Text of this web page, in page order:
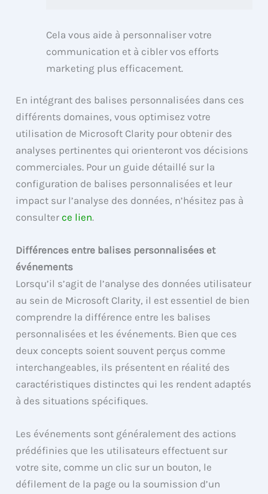
Cela vous aide à personnaliser votre
communication et à cibler vos efforts
marketing plus efficacement.
En intégrant des balises personnalisées dans ces
différents domaines, vous optimisez votre
utilisation de Microsoft Clarity pour obtenir des
analyses pertinentes qui orienteront vos décisions
commerciales. Pour un guide détaillé sur la
configuration de balises personnalisées et leur
impact sur l’analyse des données, n’hésitez pas à
consulterce lien.
Différences entre balises personnalisées et
événements
Lorsqu’il s’agit de l’analyse des données utilisateur
au sein de Microsoft Clarity, il est essentiel de bien
comprendre la différence entre les balises
personnalisées et les événements. Bien que ces
deux concepts soient souvent perçus comme
interchangeables, ils présentent en réalité des
caractéristiques distinctes qui les rendent adaptés
à des situations spécifiques.
Les événements sont généralement des actions
prédéfinies que les utilisateurs effectuent sur
votre site, comme un clic sur un bouton, le
défilement de la page ou la soumission d’un